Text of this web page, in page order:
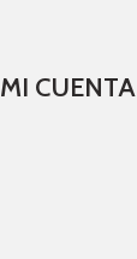
MI CUENTA